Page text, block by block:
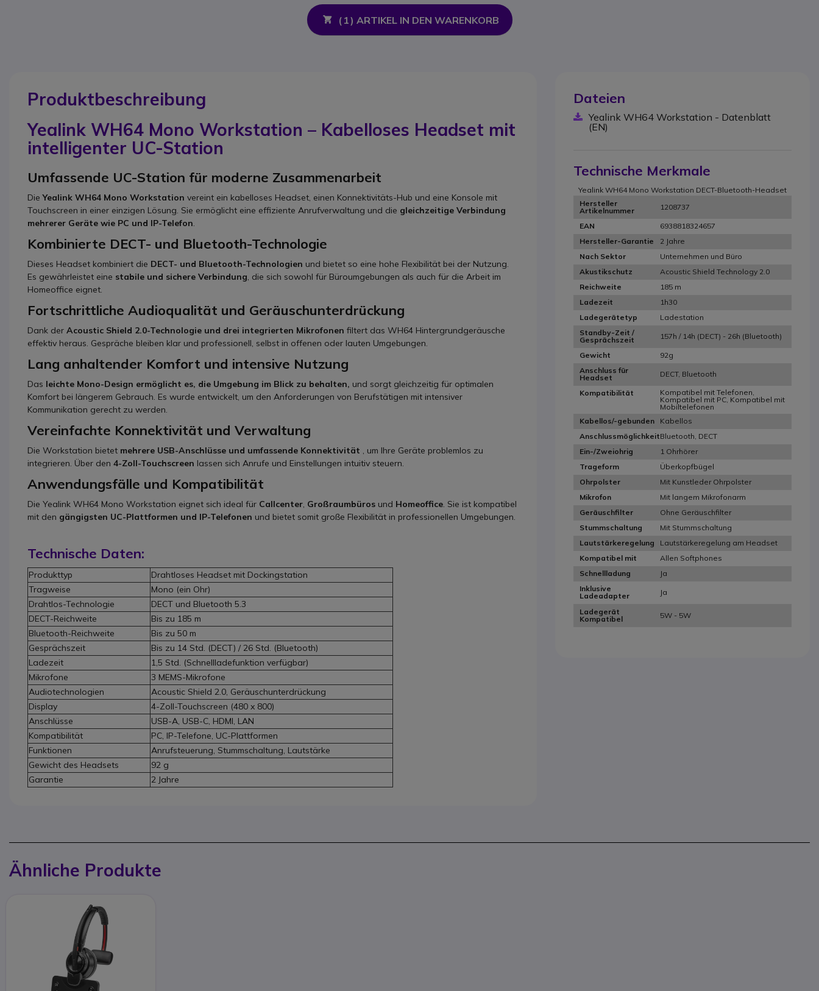
( 1) ARTIKEL IN DEN WARENKORB
Produktbeschreibung
Yealink WH64 Mono Workstation – Kabelloses Headset mit
intelligenter UC-Station
Umfassende UC-Station für moderne Zusammenarbeit
DieYealink WH64 Mono Workstation vereint ein kabelloses Headset, einen Konnektivitäts-Hub und eine Konsole mit
Touchscreen in einer einzigen Lösung. Sie ermöglicht eine effiziente Anrufverwaltung und die gleichzeitige Verbindung
mehrerer Geräte wie PC und IP-Telefon.
Kombinierte DECT- und Bluetooth-Technologie
Dieses Headset kombiniert die DECT- und Bluetooth-Technologien und bietet so eine hohe Flexibilität bei der Nutzung.
Es gewährleistet eine stabile und sichere Verbindung, die sich sowohl für Büroumgebungen als auch für die Arbeit im
Homeoffice eignet.
Fortschrittliche Audioqualität und Geräuschunterdrückung
Dank der Acoustic Shield 2.0-Technologie und drei integrierten Mikrofonen filtert das WH64 Hintergrundgeräusche
effektiv heraus. Gespräche bleiben klar und professionell, selbst in offenen oder lauten Umgebungen.
Lang anhaltender Komfort und intensive Nutzung
Das leichte Mono-Design ermöglicht es, die Umgebung im Blick zu behalten, und sorgt gleichzeitig für optimalen
Komfort bei längerem Gebrauch. Es wurde entwickelt, um den Anforderungen von Berufstätigen mit intensiver
Kommunikation gerecht zu werden.
Vereinfachte Konnektivität und Verwaltung
Die Workstation bietet mehrere USB-Anschlüsse und umfassende Konnektivität , um Ihre Geräte problemlos zu
integrieren. Über den 4-Zoll-Touchscreen lassen sich Anrufe und Einstellungen intuitiv steuern.
Anwendungsfälle und Kompatibilität
Die Yealink WH64 Mono Workstation eignet sich ideal für Callcenter, Großraumbüros und Homeoffice. Sie ist kompatibel
mit den gängigsten UC-Plattformen und IP-Telefonen und bietet somit große Flexibilität in professionellen Umgebungen.
Technische Daten:
Produkttyp
Drahtloses Headset mit Dockingstation
Tragweise
Mono (ein Ohr)
Drahtlos-Technologie
DECT und Bluetooth 5.3
DECT-Reichweite
Bis zu 185 m
Bluetooth-Reichweite
Bis zu 50 m
Gesprächszeit
Bis zu 14 Std. (DECT) / 26 Std. (Bluetooth)
Ladezeit
1,5 Std. (Schnellladefunktion verfügbar)
Mikrofone
3 MEMS-Mikrofone
Audiotechnologien
Acoustic Shield 2.0, Geräuschunterdrückung
Display
4-Zoll-Touchscreen (480 x 800)
Anschlüsse
USB-A, USB-C, HDMI, LAN
Kompatibilität
PC, IP-Telefone, UC-Plattformen
Funktionen
Anrufsteuerung, Stummschaltung, Lautstärke
Gewicht des Headsets
92 g
Garantie
2 Jahre
Dateien
Yealink WH64 Workstation - Datenblatt
(EN)
Technische Merkmale
Yealink WH64 Mono Workstation DECT-Bluetooth-Headset
Hersteller
Artikelnummer
1208737
EAN
6938818324657
Hersteller-Garantie
2 Jahre
Nach Sektor
Unternehmen und Büro
Akustikschutz
Acoustic Shield Technology 2.0
Reichweite
185 m
Ladezeit
1h30
Ladegerätetyp
Ladestation
Standby-Zeit /
Gesprächszeit
157h / 14h (DECT) - 26h (Bluetooth)
Gewicht
92g
Anschluss für
Headset
DECT, Bluetooth
Kompatibilität
Kompatibel mit Telefonen,
Kompatibel mit PC, Kompatibel mit
Mobiltelefonen
Kabellos/-gebunden
Kabellos
AnschlussmöglichkeitBluetooth, DECT
Ein-/Zweiohrig
1 Ohrhörer
Trageform
Überkopfbügel
Ohrpolster
Mit Kunstleder Ohrpolster
Mikrofon
Mit langem Mikrofonarm
Geräuschfilter
Ohne Geräuschfilter
Stummschaltung
Mit Stummschaltung
Lautstärkeregelung
Lautstärkeregelung am Headset
Kompatibel mit
Allen Softphones
Schnellladung
Ja
Inklusive
Ladeadapter
Ja
Ladegerät
Kompatibel
5W - 5W
Ähnliche Produkte